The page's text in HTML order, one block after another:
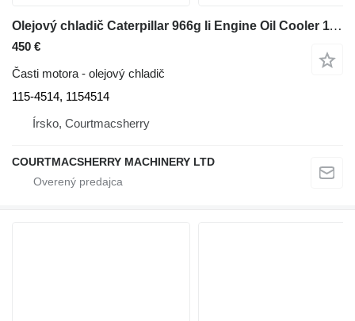
Olejový chladič Caterpillar 966g Ii Engine Oil Cooler 115-4514, 1154514, 0r8191 na kolesového nakladača 966GII AJX
450 €
Časti motora - olejový chladič
115-4514, 1154514
Írsko, Courtmacsherry
COURTMACSHERRY MACHINERY LTD